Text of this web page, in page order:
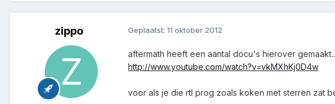
zippo Geplaatst: 11 oktober 2012
aftermath heeft een aantal docu's hierover
http://www.youtube.com/watch?v=vkMXhKj0D4w
voor als je die rtl prog zoals koken met sterren zat